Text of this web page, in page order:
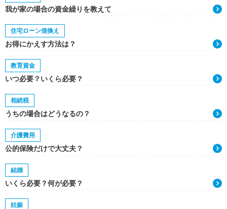
我が家の場合の資金繰りを教えて
住宅ローン借換え
お得にかえす方法は？
教育資金
いつ必要？いくら必要？
相続税
うちの場合はどうなるの？
介護費用
公的保険だけで大丈夫？
結婚
いくら必要？何が必要？
妊娠